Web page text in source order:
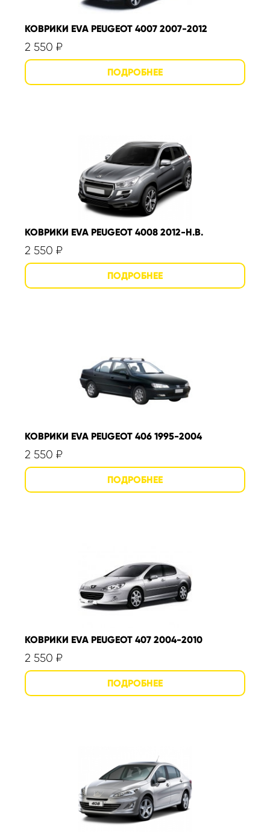
КОВРИКИ EVA PEUGEOT 4007 2007-2012
2 550 ₽
КОВРИКИ EVA PEUGEOT 4008 2012-Н.В.
2 550 ₽
КОВРИКИ EVA PEUGEOT 406 1995-2004
2 550 ₽
КОВРИКИ EVA PEUGEOT 407 2004-2010
2 550 ₽